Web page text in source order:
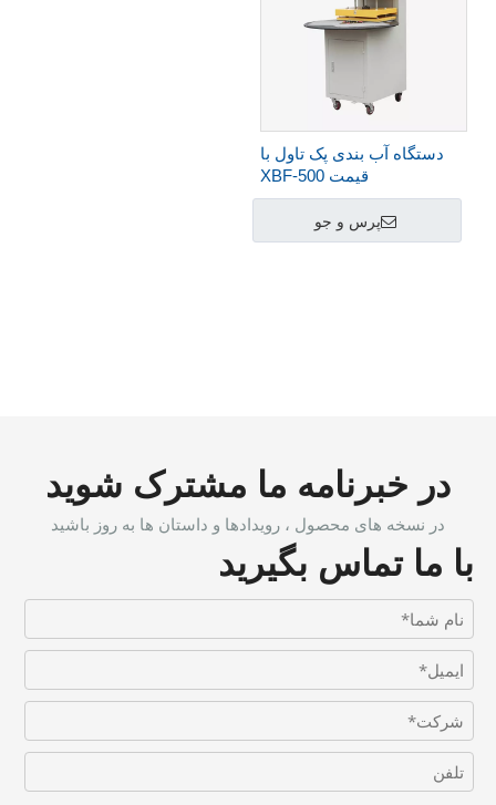
دستگاه آب بندی پک تاول با
قیمت XBF-500
پرس و جو
در خبرنامه ما مشترک شوید
در نسخه های محصول ، رویدادها و داستان ها به روز باشید
با ما تماس بگیرید